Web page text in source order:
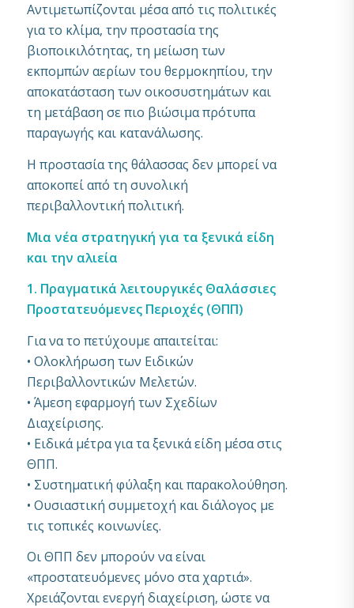
Αντιμετωπίζονται μέσα από τις πολιτικές
για το κλίμα, την προστασία της
βιοποικιλότητας, τη μείωση των
εκπομπών αερίων του θερμοκηπίου, την
αποκατάσταση των οικοσυστημάτων και
τη μετάβαση σε πιο βιώσιμα πρότυπα
παραγωγής και κατανάλωσης.
Η προστασία της θάλασσας δεν μπορεί να
αποκοπεί από τη συνολική
περιβαλλοντική πολιτική.
Μια νέα στρατηγική για τα ξενικά είδη
και την αλιεία
1. Πραγματικά λειτουργικές Θαλάσσιες
Προστατευόμενες Περιοχές (ΘΠΠ)
Για να το πετύχουμε απαιτείται:
• Ολοκλήρωση των Ειδικών
Περιβαλλοντικών Μελετών.
• Άμεση εφαρμογή των Σχεδίων
Διαχείρισης.
• Ειδικά μέτρα για τα ξενικά είδη μέσα στις
ΘΠΠ.
• Συστηματική φύλαξη και παρακολούθηση.
• Ουσιαστική συμμετοχή και διάλογος με
τις τοπικές κοινωνίες.
Οι ΘΠΠ δεν μπορούν να είναι
«προστατευόμενες μόνο στα χαρτιά».
Χρειάζονται ενεργή διαχείριση, ώστε να